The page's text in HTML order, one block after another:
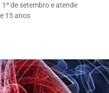
de setembro e atende
15 anos